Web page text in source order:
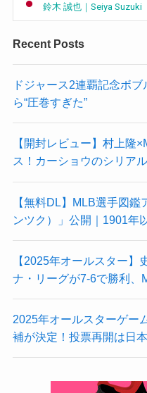
鈴木 誠也｜Seiya Suzuki
Recent Posts
ドジャース2連覇記念ボ
ら“圧巻すぎた”
【開封レビュー】村上隆
ス！カーショウのシリア
【無料DL】MLB選手図
ンツク）」公開｜1901年
【2025年オールスター
ナ・リーグが7-6で勝利、
2025年オールスターゲー
補が決定！投票再開は日